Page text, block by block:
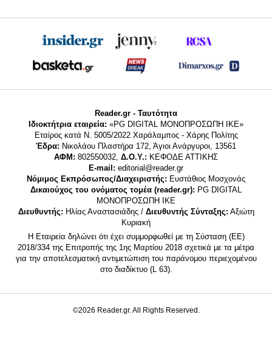
Reader.gr - Ταυτότητα
Ιδιοκτήτρια εταιρεία: «PG DIGITAL MONΟΠΡΟΣΩΠΗ ΙΚΕ»
Εταίρος κατά Ν. 5005/2022 Χαράλαμπος - Χάρης Πολίτης
Έδρα: Νικολάου Πλαστήρα 172, Άγιοι Ανάργυροι, 13561
ΑΦΜ: 802550032, Δ.Ο.Υ.: ΚΕΦΟΔΕ ΑΤΤΙΚΗΣ
E-mail: editorial@reader.gr
Νόμιμος Εκπρόσωπος/Διαχειριστής: Ευστάθιος Μοσχονάς
Δικαιούχος του ονόματος τομέα (reader.gr): PG DIGITAL
MONΟΠΡΟΣΩΠΗ ΙΚΕ
Διευθυντής: Ηλίας Αναστασιάδης / Διευθυντής Σύνταξης: Αξιώτη
Κυριακή
Η Εταιρεία δηλώνει ότι έχει συμμορφωθεί με τη Σύσταση (ΕΕ)
2018/334 της Επιτροπής της 1ης Μαρτίου 2018 σχετικά με τα μέτρα
για την αποτελεσματική αντιμετώπιση του παράνομου περιεχομένου
στο διαδίκτυο (L 63).
©2026 Reader.gr. All Rights Reserved.